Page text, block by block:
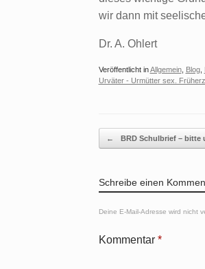
wir dann mit
Dr. A. Ohlert
Veröffentlicht inAllgemein, Blog,
Urväter - Urmütter sex.
Beitragsnavigation
← BRD Schulbrief – bitte
Schreibe einen
Deine E-Mail-Adresse wird nicht
Kommentar *